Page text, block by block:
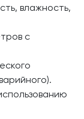
влажность,
с